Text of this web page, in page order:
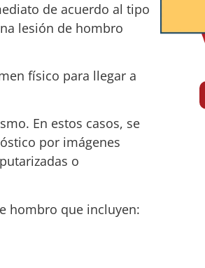
de acuerdo al tipo
lesión de hombro
físico para llegar a
En estos casos, se
por imágenes
o
hombro que incluyen: